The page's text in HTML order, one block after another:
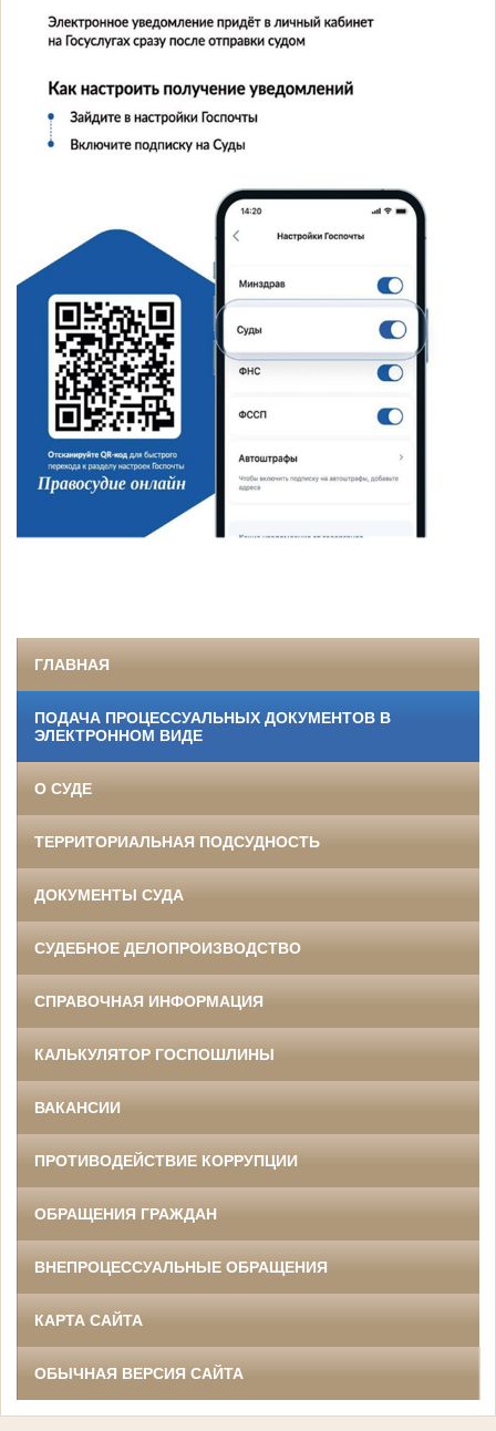
ГЛАВНАЯ
ПОДАЧА ПРОЦЕССУАЛЬНЫХ ДОКУМЕНТОВ В
ЭЛЕКТРОННОМ ВИДЕ
О СУДЕ
ТЕРРИТОРИАЛЬНАЯ ПОДСУДНОСТЬ
ДОКУМЕНТЫ СУДА
СУДЕБНОЕ ДЕЛОПРОИЗВОДСТВО
СПРАВОЧНАЯ ИНФОРМАЦИЯ
КАЛЬКУЛЯТОР ГОСПОШЛИНЫ
ВАКАНСИИ
ПРОТИВОДЕЙСТВИЕ КОРРУПЦИИ
ОБРАЩЕНИЯ ГРАЖДАН
ВНЕПРОЦЕССУАЛЬНЫЕ ОБРАЩЕНИЯ
КАРТА САЙТА
ОБЫЧНАЯ ВЕРСИЯ САЙТА